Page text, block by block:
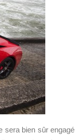
sera bien sûr engagé